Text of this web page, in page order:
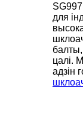
для
цалі.
адзін